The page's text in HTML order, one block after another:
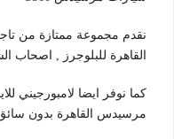
نقدم مجموعة ممتازة من
القاهرة للبلوجرز , اصحاب
كما نوفر ايضا لامبورجيني
مرسيدس القاهرة بدون سائق